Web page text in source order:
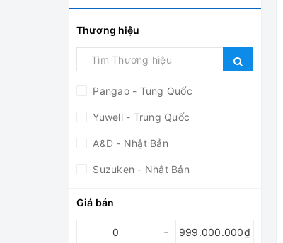
Thương hiệu
Pangao - Tung Quốc
Yuwell - Trung Quốc
A&D - Nhật Bản
Suzuken - Nhật Bản
Giá bán